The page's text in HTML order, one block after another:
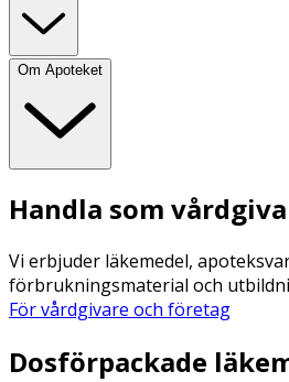
Om Apoteket
Handla som
Vi erbjuder läkemedel,
förbrukningsmaterial och
För vårdgivare och företag
Dosförpackade